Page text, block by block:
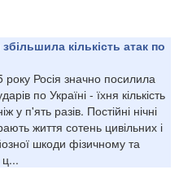
кількість атак по
року Росія значно посилила
по Україні - їхня кількість
у п'ять разів. Постійні нічні
життя сотень цивільних і
шкоди фізичному та